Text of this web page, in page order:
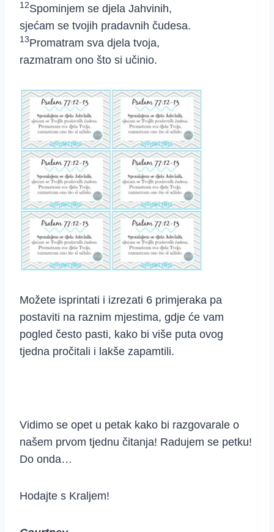
12Spominjem se djela Jahvinih,
sjećam se tvojih pradavnih čudesa.
13Promatram sva djela tvoja,
razmatram ono što si učinio.
Možete isprintati i izrezati 6 primjeraka pa
postaviti na raznim mjestima, gdje će vam
pogled često pasti, kako bi više puta ovog
tjedna pročitali i lakše zapamtili.
Vidimo se opet u petak kako bi razgovarale o
našem prvom tjednu čitanja! Radujem se petku!
Do onda…
Hodajte s Kraljem!